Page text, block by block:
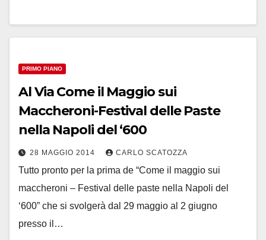
PRIMO PIANO
Al Via Come il Maggio sui
Maccheroni-Festival delle Paste
nella Napoli del ‘600
28 MAGGIO 2014 CARLO SCATOZZA
Tutto pronto per la prima de “Come il maggio sui
maccheroni – Festival delle paste nella Napoli del
‘600” che si svolgerà dal 29 maggio al 2 giugno
presso il…